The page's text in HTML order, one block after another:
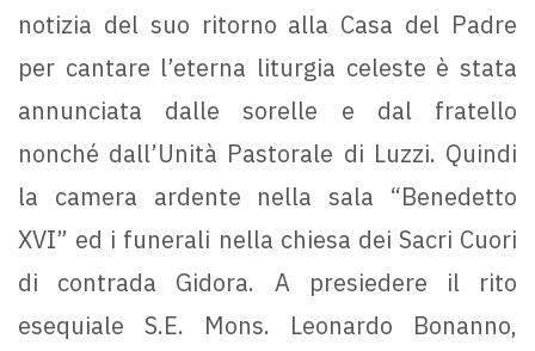
notizia del suo ritorno alla Casa del Padre
per cantare l’eterna liturgia celeste è stata
annunciata dalle sorelle e dal fratello
nonché dall’Unità Pastorale di Luzzi. Quindi
la camera ardente nella sala “Benedetto
XVI” ed i funerali nella chiesa dei Sacri Cuori
di contrada Gidora. A presiedere il rito
esequiale S.E. Mons. Leonardo Bonanno,